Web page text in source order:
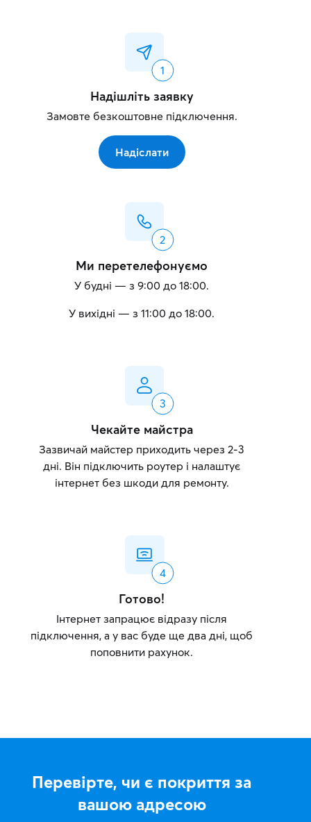
Надішліть заявку
Замовте безкоштовне підключення.
Надіслати
Ми перетелефонуємо
У будні — з 9:00 до 18:00.
У вихідні — з 11:00 до 18:00.
Чекайте майстра
Зазвичай майстер приходить через 2-3
дні. Він підключить роутер і налаштує
інтернет без шкоди для ремонту.
Готово!
Інтернет запрацює відразу після
підключення, а у вас буде ще два дні, щоб
поповнити рахунок.
Перевірте, чи є покриття за
вашою адресою